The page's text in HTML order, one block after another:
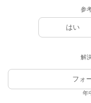
参
はい
解
フォ
年